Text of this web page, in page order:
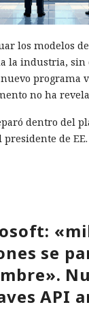
los modelos
la industria, sin
programa
no ha
dentro del
de
a los
si el
Los
acceso
se
API